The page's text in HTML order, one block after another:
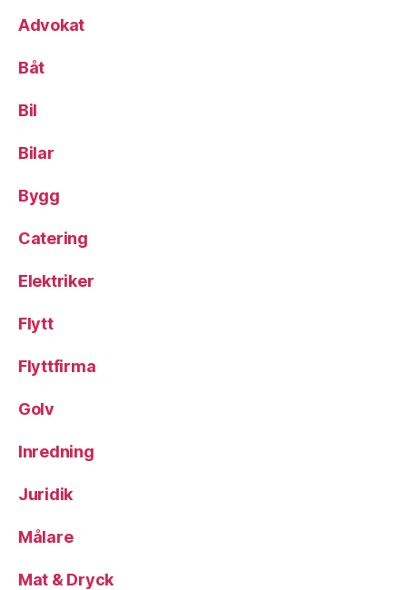
Advokat
Båt
Bil
Bilar
Bygg
Catering
Elektriker
Flytt
Flyttfirma
Golv
Inredning
Juridik
Målare
Mat & Dryck